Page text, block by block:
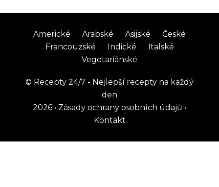
Americké Arabské Asijské
České
Francouzské
Indické
Italské
Vegetariánské
© Recepty 24/7 - Nejlepší recepty na každý
den
2026 • Zásady ochrany osobních údajů •
Kontakt